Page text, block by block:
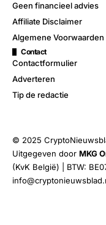
Geen financieel advies
Affiliate Disclaimer
Algemene Voorwaarden
Contact
Contactformulier
Adverteren
Tip de redactie
© 2025
Uitgegeven door MKG
(KvK België) | BTW: